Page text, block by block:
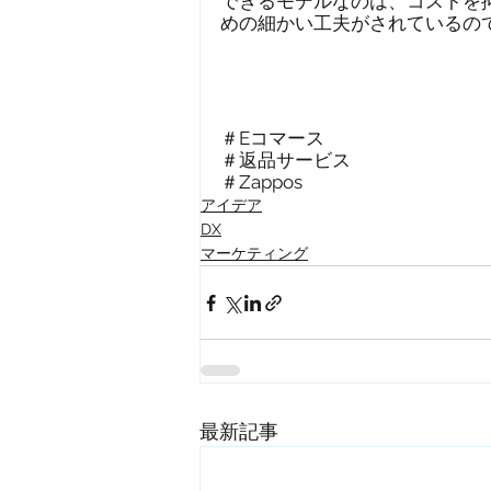
めの細かい工夫がされているの
＃Eコマース
＃返品サービス
＃Zappos
アイデア
DX
マーケティング
最新記事